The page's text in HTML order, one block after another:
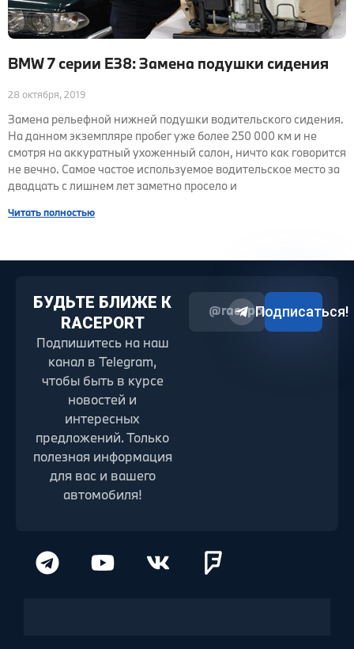
BMW 7 серии E38: Замена подушки сидения
28 октября, 2019
Замена рельефной нижней подушки водительского сидения.
На данном экземпляре пробег уже более 250 000 км и не
смотря на аккуратный ухоженный салон, ничто как говорится
не вечно. Самое частое используемое водительское место за
двадцать с лишнем лет заметно просело и
Читать полностью
БУДЬТЕ БЛИЖЕ К
RACEPORT
Подпишитесь на наш
канал в Telegram,
чтобы быть в курсе
новостей и
интересных
предложений. Только
полезная информация
для вас и вашего
автомобиля!
@raceport2022
Подписаться!